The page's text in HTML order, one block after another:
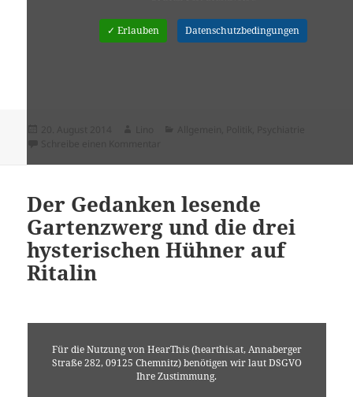
✓ Erlauben Datenschutzbedingungen
Der Gedanken lesende
Gartenzwerg und die drei
hysterischen Hühner auf
Ritalin
Für die Nutzung von HearThis (hearthis.at, Annaberger
Straße 282, 09125 Chemnitz) benötigen wir laut DSGVO
Ihre Zustimmung.